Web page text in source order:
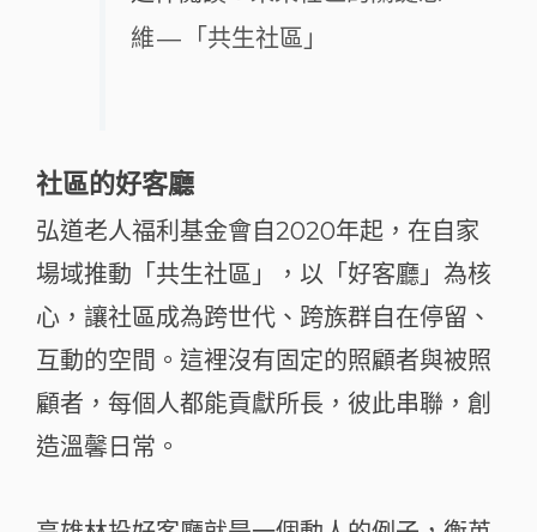
維 — 「共生社區」
社區的好客廳
弘道老人福利基金會自2020年起，在自家
場域推動「共生社區」，以「好客廳」為核
心，讓社區成為跨世代、跨族群自在停留、
互動的空間。這裡沒有固定的照顧者與被照
顧者，每個人都能貢獻所長，彼此串聯，創
造溫馨日常。